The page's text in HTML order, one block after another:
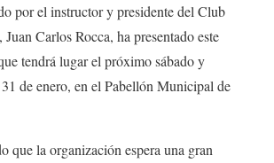
por el instructor y presidente del Club
Carlos Rocca, ha presentado este
tendrá lugar el próximo sábado y
de enero, en el Pabellón Municipal de
que la organización espera una gran